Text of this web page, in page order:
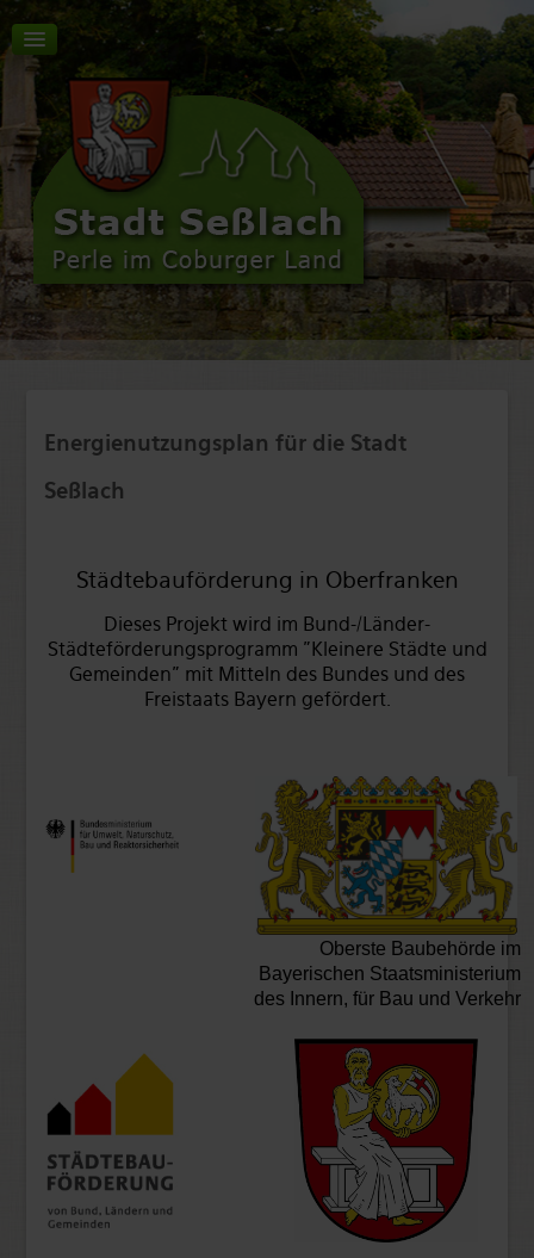
Wirtschaft | Verkehr
Bildung | Soziales
Energienutzungsplan für die Stadt
Seßlach
Städtebauförderung in Oberfranken
Dieses Projekt wird im Bund-/Länder-
Städteförderungsprogramm "Kleinere Städte und
Gemeinden" mit Mitteln des Bundes und des
Freistaats Bayern gefördert.
Oberste Baubehörde im
Bayerischen Staatsministerium
des Innern, für Bau und Verkehr